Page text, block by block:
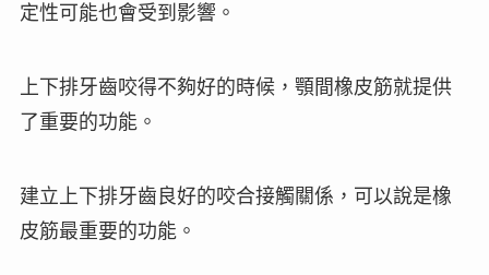
定性可能也會受到影響。
上下排牙齒咬得不夠好的時候，顎間橡皮筋就提供
了重要的功能。
建立上下排牙齒 良好的咬合接觸關係 ，可以說是橡
皮筋最重要的功能。